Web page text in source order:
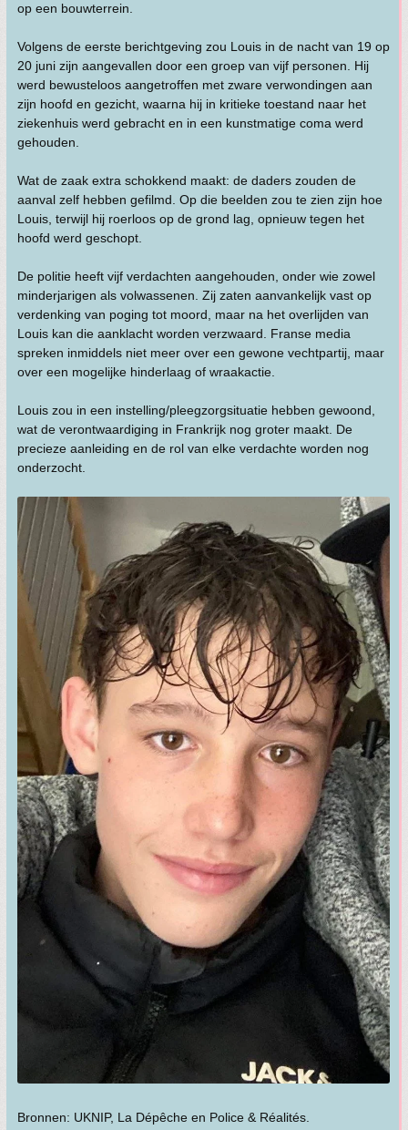
op een bouwterrein.
Volgens de eerste berichtgeving zou Louis in de nacht van 19 op
20 juni zijn aangevallen door een groep van vijf personen. Hij
werd bewusteloos aangetroffen met zware verwondingen aan
zijn hoofd en gezicht, waarna hij in kritieke toestand naar het
ziekenhuis werd gebracht en in een kunstmatige coma werd
gehouden.
Wat de zaak extra schokkend maakt: de daders zouden de
aanval zelf hebben gefilmd. Op die beelden zou te zien zijn hoe
Louis, terwijl hij roerloos op de grond lag, opnieuw tegen het
hoofd werd geschopt.
De politie heeft vijf verdachten aangehouden, onder wie zowel
minderjarigen als volwassenen. Zij zaten aanvankelijk vast op
verdenking van poging tot moord, maar na het overlijden van
Louis kan die aanklacht worden verzwaard. Franse media
spreken inmiddels niet meer over een gewone vechtpartij, maar
over een mogelijke hinderlaag of wraakactie.
Louis zou in een instelling/pleegzorgsituatie hebben gewoond,
wat de verontwaardiging in Frankrijk nog groter maakt. De
precieze aanleiding en de rol van elke verdachte worden nog
onderzocht.
Bronnen: UKNIP, La Dépêche en Police & Réalités.